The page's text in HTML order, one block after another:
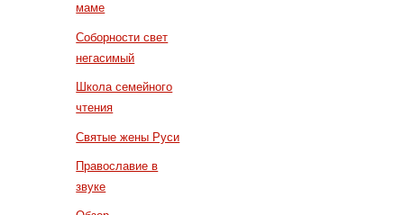
маме
Соборности свет
негасимый
Школа семейного
чтения
Святые жены Руси
Православие в
звуке